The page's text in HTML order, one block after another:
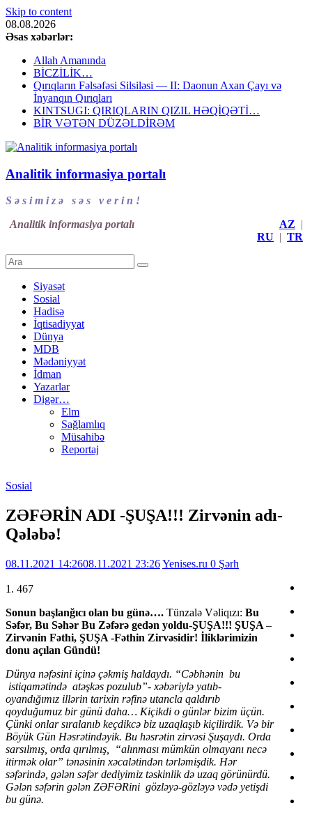
Skip to content
08.08.2026
Əsas xəbərlər:
Allah Amanında
BİCZİLİK…
Qırıqların Fəlsəfəsi Silsiləsi — II: Daonun Axan Çayı və
İnyanqın Qırıqları
KINTSUGI: QIRIQLARIN QIZIL HƏQİQƏTİ…
BİR VƏTƏN DÜZƏLDİRƏM
Analitik informasiya portalı
S ə s i m i z ə s ə s v e r i n !
Analitik informasiya portalı
AZ |
RU | TR
Siyasət
Sosial
Hadisə
İqtisadiyyat
Dünya
MDB
Mədəniyyət
İdman
Yazarlar
Digər…
Elm
Sağlamlıq
Müsahibə
Reportaj
Sosial
ZƏFƏRİN ADI -ŞUŞA!!! Zirvənin adı-
Qələbə!
08.11.2021 14:2608.11.2021 23:26Yenises.ru 0 Şərh
1. 467
Sonun başlanğıcı olan bu günə…. Tünzalə Vəliqızı: Bu
Səfər, Bu Səhər Bu Zəfərə gedən yoldu-ŞUŞA!!! ŞUŞA –
Zirvənin Fəthi, ŞUŞA -Fəthin Zirvəsidir! İliklərimizin
donu açılan Gündü!
Dünya nəfəsini içinə çəkmiş haldaydı. “Cəbhənin bu
istiqamətində atəşkəs pozulub”- xəbəriylə yatıb-
oyandığımız illərin tarixin rəfinə utancla qaldırıb
qoyduğumuz bir günü daha… Kiçikdi o günlər bizim üçün.
Çünki onlar sıralanıb keçdikcə biz uzaqlaşıb kiçilirdik. Və bir
Böyük Gün Həsrətindəyik. Bu həsrətin zirvəsi Şuşaydı. Orda
sarsılmış, orda qırılmış, “alınması mümkün olmayanı necə
itirmək olar” tənəsinin xəcalətindən tərləmişdik. Hər
səfərində, gələn səfər dediyimiz təskinlik də uzaq görünürdü.
Gələn səfərin gələn ZƏFƏRini gözləyə-gözləyə vədə yetişdi
bu günə.